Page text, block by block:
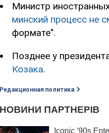
Министр
минский процесс не
формате".
Позднее у
Козака.
Редакционная политика